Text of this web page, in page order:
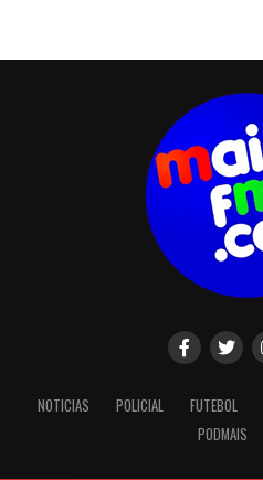
NOTICIAS POLICIAL FUTEBOL
PODMAIS